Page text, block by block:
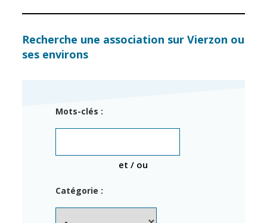
Municipal
Services de la
Ville
Cimetières
Titres
État civil
enfance
Recherche une association sur Vierzon ou
ses environs
Mots-clés :
et / ou
Catégorie :